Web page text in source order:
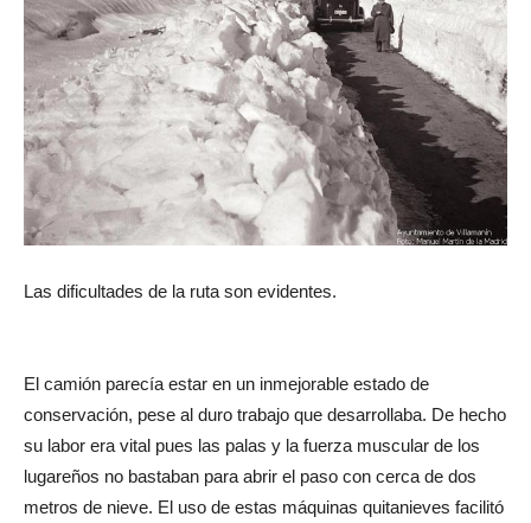
Las dificultades de la ruta son evidentes.
El camión parecía estar en un inmejorable estado de
conservación, pese al duro trabajo que desarrollaba. De hecho
su labor era vital pues las palas y la fuerza muscular de los
lugareños no bastaban para abrir el paso con cerca de dos
metros de nieve. El uso de estas máquinas quitanieves facilitó